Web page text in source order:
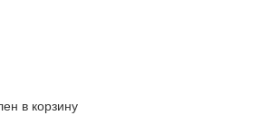
в корзину